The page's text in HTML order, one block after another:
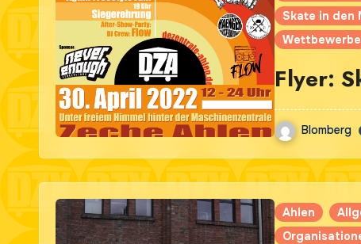
Skate in den
Wettbewerbe
Flyer:
Blomberg
Ahlen